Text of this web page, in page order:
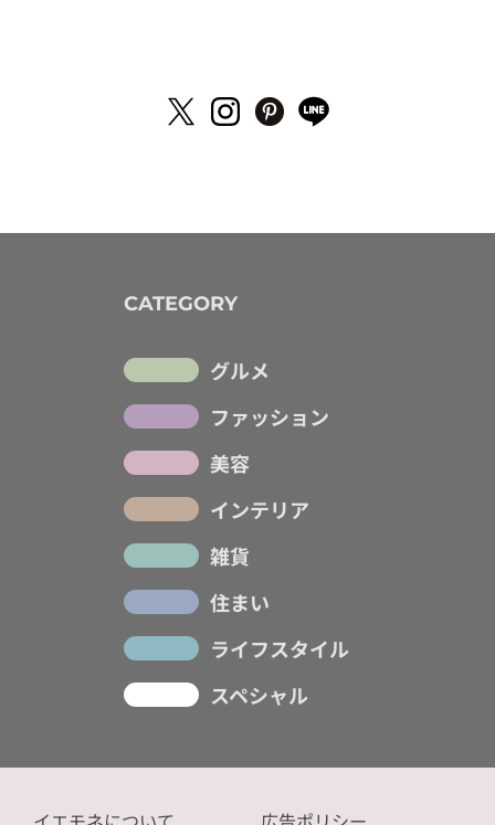
CATEGORY
グルメ
ファッション
美容
インテリア
雑貨
住まい
ライフスタイル
スペシャル